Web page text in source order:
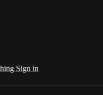
Sign in